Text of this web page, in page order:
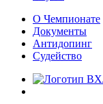
О Чемпионате
Документы
Антидопинг
Судейство